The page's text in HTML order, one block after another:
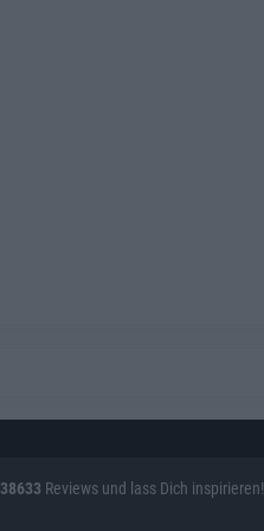
38633 Reviews und lass Dich inspirieren!